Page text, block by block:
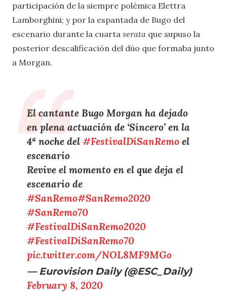
participación de la siempre polémica Elettra
Lamborghini; y por la espantada de Bugo del
escenario durante la cuarta serata que supuso la
posterior descalificación del dúo que formaba junto
a Morgan.
El cantante Bugo Morgan ha dejado
en plena actuación de ‘Sincero’ en la
4ª noche del #FestivalDiSanRemoel
escenario
Revive el momento en el que deja el
escenario de
#SanRemo#SanRemo2020
#SanRemo70
#FestivalDiSanRemo2020
#FestivalDiSanRemo70
pic.twitter.com/NOL8MF9MGo
— Eurovision Daily (@ESC_Daily)
February 8, 2020